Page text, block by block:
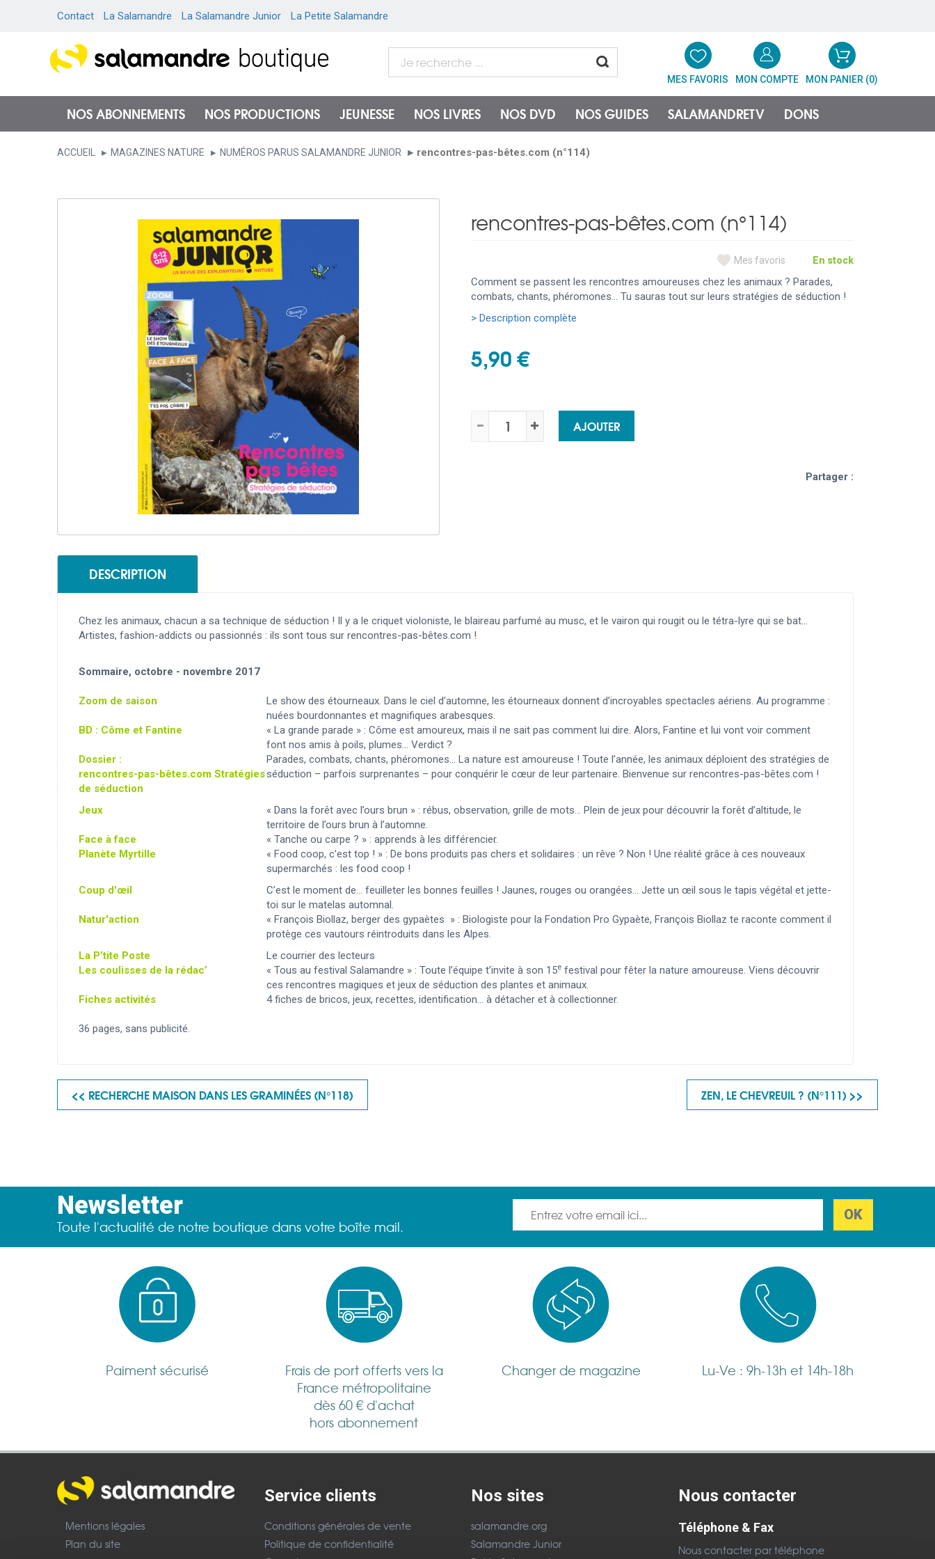
Contact La Salamandre La Salamandre Junior La Petite Salamandre
MES FAVORIS MON COMPTE MON PANIER (0)
NOS ABONNEMENTS NOS PRODUCTIONS JEUNESSE NOS LIVRES NOS DVD NOS GUIDES SALAMANDRETV DONS
ACCUEIL MAGAZINES NATURE NUMÉROS PARUS SALAMANDRE JUNIOR rencontres-pas-bêtes.com (n°114)
rencontres-pas-bêtes.com (n°114)
Mes favoris En stock
Comment se passent les rencontres amoureuses chez les animaux ? Parades,
combats, chants, phéromones… Tu sauras tout sur leurs stratégies de séduction !
> Description complète
5,90 €
AJOUTER
Partager :
DESCRIPTION
Chez les animaux, chacun a sa technique de séduction ! Il y a le criquet violoniste, le blaireau parfumé au musc, et le vairon qui rougit ou le tétra-lyre qui se bat...
Artistes, fashion-addicts ou passionnés : ils sont tous sur rencontres-pas-bêtes.com !
Sommaire, octobre - novembre 2017
Zoom de saison
Le show des étourneaux. Dans le ciel d’automne, les étourneaux donnent d’incroyables spectacles aériens. Au programme :
nuées bourdonnantes et magnifiques arabesques.
BD : Côme et Fantine
« La grande parade » : Côme est amoureux, mais il ne sait pas comment lui dire. Alors, Fantine et lui vont voir comment
font nos amis à poils, plumes… Verdict ?
Dossier :
rencontres-pas-bêtes.com Stratégies
de séduction
Parades, combats, chants, phéromones… La nature est amoureuse ! Toute l’année, les animaux déploient des stratégies de
séduction – parfois surprenantes – pour conquérir le cœur de leur partenaire. Bienvenue sur rencontres-pas-bêtes.com !
Jeux
« Dans la forêt avec l’ours brun » : rébus, observation, grille de mots… Plein de jeux pour découvrir la forêt d’altitude, le
territoire de l’ours brun à l’automne.
Face à face
« Tanche ou carpe ? » : apprends à les différencier.
Planète Myrtille
« Food coop, c’est top ! » : De bons produits pas chers et solidaires : un rêve ? Non ! Une réalité grâce à ces nouveaux
supermarchés : les food coop !
Coup d'œil
C’est le moment de… feuilleter les bonnes feuilles ! Jaunes, rouges ou orangées… Jette un œil sous le tapis végétal et jette-
toi sur le matelas automnal.
Natur'action
« François Biollaz, berger des gypaètes » : Biologiste pour la Fondation Pro Gypaète, François Biollaz te raconte comment il
protège ces vautours réintroduits dans les Alpes.
La P’tite Poste
Le courrier des lecteurs
Les coulisses de la rédac’
« Tous au festival Salamandre » : Toute l’équipe t’invite à son 15e festival pour fêter la nature amoureuse. Viens découvrir
ces rencontres magiques et jeux de séduction des plantes et animaux.
Fiches activités
4 fiches de bricos, jeux, recettes, identification… à détacher et à collectionner.
36 pages, sans publicité.
<< RECHERCHE MAISON DANS LES GRAMINÉES (N°118) ZEN, LE CHEVREUIL ? (N°111) >>
Newsletter
Toute l'actualité de notre boutique dans votre boîte mail.
Paiment sécurisé
Frais de port offerts vers la
France métropolitaine
dès 60 € d'achat
hors abonnement
Changer de magazine Lu-Ve : 9h-13h et 14h-18h
Mentions légales
Plan du site
Service clients
Conditions générales de vente
Politique de confidentialité
Nos sites
salamandre.org
Salamandre Junior
Nous contacter
Téléphone & Fax
Nous contacter par téléphone